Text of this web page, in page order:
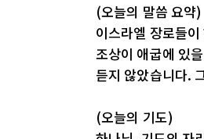
(오늘의 말씀 요약)
이스라엘 장로들
조상이 애굽에 있
듣지 않았습니다.
(오늘의 기도)